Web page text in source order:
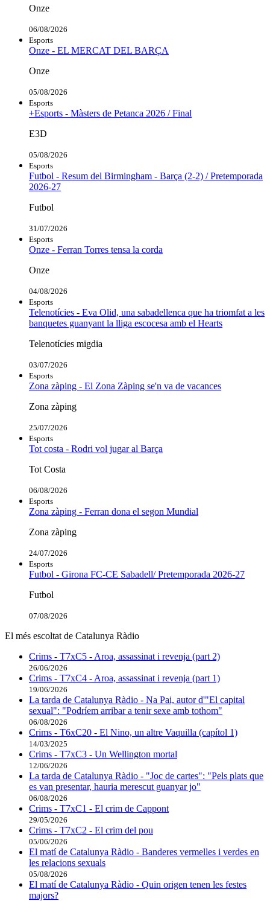
Onze
06/08/2026
Esports
Onze - EL MERCAT DEL BARÇA
Onze
05/08/2026
Esports
+Esports - Màsters de Petanca 2026 / Final
E3D
05/08/2026
Esports
Futbol - Resum del Birmingham - Barça (2-2) / Pretemporada
2026-27
Futbol
31/07/2026
Esports
Onze - Ferran Torres tensa la corda
Onze
04/08/2026
Esports
Telenotícies - Eva Olid, una sabadellenca que ha triomfat a les
banquetes guanyant la lliga escocesa amb el Hearts
Telenotícies migdia
03/07/2026
Esports
Zona zàping - El Zona Zàping se'n va de vacances
Zona zàping
25/07/2026
Esports
Tot costa - Rodri vol jugar al Barça
Tot Costa
06/08/2026
Esports
Zona zàping - Ferran dona el segon Mundial
Zona zàping
24/07/2026
Esports
Futbol - Girona FC-CE Sabadell/ Pretemporada 2026-27
Futbol
07/08/2026
El més escoltat de Catalunya Ràdio
Crims - T7xC5 - Aroa, assassinat i revenja (part 2)
26/06/2026
Crims - T7xC4 - Aroa, assassinat i revenja (part 1)
19/06/2026
La tarda de Catalunya Ràdio - Na Pai, autor d'"El capital
sexual": "Podríem arribar a tenir sexe amb tothom"
06/08/2026
Crims - T6xC20 - El Nino, un altre Vaquilla (capítol 1)
14/03/2025
Crims - T7xC3 - Un Wellington mortal
12/06/2026
La tarda de Catalunya Ràdio - "Joc de cartes": "Pels plats que
es van presentar, hauria merescut guanyar jo"
06/08/2026
Crims - T7xC1 - El crim de Cappont
29/05/2026
Crims - T7xC2 - El crim del pou
05/06/2026
El matí de Catalunya Ràdio - Banderes vermelles i verdes en
les relacions sexuals
05/08/2026
El matí de Catalunya Ràdio - Quin origen tenen les festes
majors?